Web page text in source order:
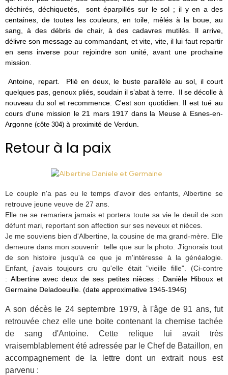
déchirés, déchiquetés, sont éparpillés sur le sol ; il y en a des
centaines, de toutes les couleurs, en toile, mêlés à la boue, au
sang, à des débris de chair, à des cadavres mutilés. Il arrive,
délivre son message au commandant, et vite, vite, il lui faut repartir
en sens inverse pour rejoindre son unité, avant une prochaine
mission.
Antoine, repart. Plié en deux, le buste parallèle au sol, il court
quelques pas, genoux pliés, soudain il s’abat à terre. Il se décolle à
nouveau du sol et recommence. C'est son quotidien. Il est tué au
cours d'une mission le 21 mars 1917 dans la Meuse à Esnes-en-
Argonne (côte 304) à proximité de Verdun.
Retour à la paix
Le couple n'a pas eu le temps d'avoir des enfants, Albertine se
retrouve jeune veuve de 27 ans.
Elle ne se remariera jamais et portera toute sa vie le deuil de son
défunt mari, reportant son affection sur ses neveux et nièces.
Je me souviens bien d'Albertine, la cousine de ma grand-mère. Elle
demeure dans mon souvenir telle que sur la photo. J'ignorais tout
de son histoire jusqu'à ce que je m'intéresse à la généalogie.
Enfant, j'avais toujours cru qu'elle était "vieille fille". (Ci-contre
:Albertine avec deux de ses petites nièces : Danièle Hiboux et
Germaine Deladoeuille. (date approximative 1945-1946)
A son décès le 24 septembre 1979, à l'âge de 91 ans, fut
retrouvée chez elle une boite contenant la chemise tachée
de sang d'Antoine. Cette relique lui avait très
vraisemblablement été adressée par le Chef de Bataillon, en
accompagnement de la lettre dont un extrait nous est
parvenu :